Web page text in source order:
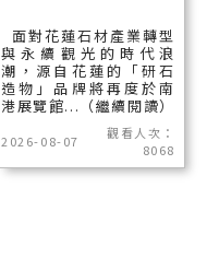
面對花蓮石材產業轉型
與永續觀光的時代浪
潮，源自花蓮的「研石
造物」品牌將再度於南
港展覽館...（繼續閱讀）
2026-08-07
觀看人次：
8068